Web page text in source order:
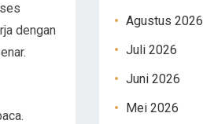
dengan
Agustus 2026
Juli 2026
Juni 2026
Mei 2026